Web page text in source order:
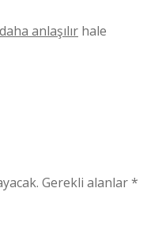
daha anlaşılır hale
Gerekli alanlar*